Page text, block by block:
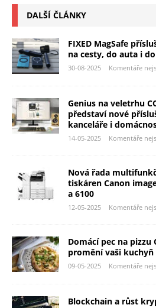
DALŠÍ ČLÁNKY
FIXED MagSafe
na cesty, do auta i
30-08-2025 Komentáře
Genius na veletrhu
představí nové
kanceláře i
14-05-2025 Komentáře
Nová řada
tiskáren Canon
a 6100
12-05-2025 Komentáře
Domácí pec na pizzu
promění vaši
09-05-2025 Komentáře
Blockchain a růst